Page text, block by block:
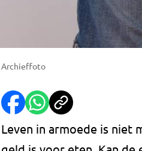
Archieffoto
Leven in armoede is niet